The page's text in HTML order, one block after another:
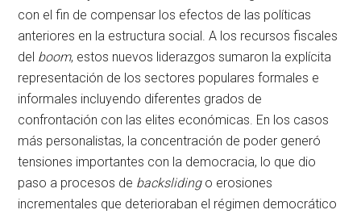
con el fin de compensar los efectos de las políticas
anteriores en la estructura social. A los recursos fiscales
del boom, estos nuevos liderazgos sumaron la explícita
representación de los sectores populares formales e
informales incluyendo diferentes grados de
confrontación con las elites económicas. En los casos
más personalistas, la concentración de poder generó
tensiones importantes con la democracia, lo que dio
paso a procesos de backslidingo erosiones
incrementales que deterioraban el régimen democrático